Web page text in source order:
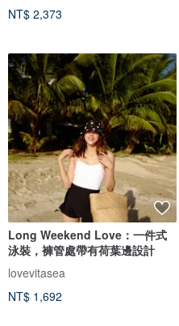
NT$ 2,373
Long Weekend Love：一件式
泳裝，褲管處帶有荷葉邊設計
lovevitasea
NT$ 1,692